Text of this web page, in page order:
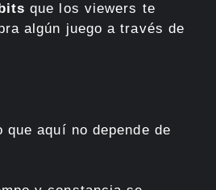
bits que los viewers te
algún juego a través de
aquí no depende de